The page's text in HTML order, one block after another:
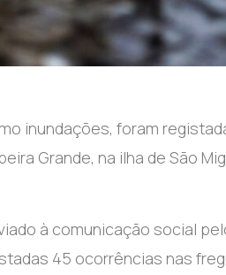
inundações, foram
Grande, na ilha de São
à comunicação social
45 ocorrências nas